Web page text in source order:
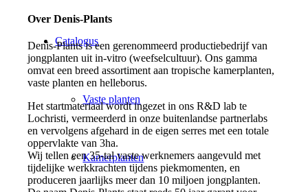
Catalogus
Vaste planten
Kamerplanten
Over Denis-Plants
Denis-Plants is een gerenommeerd productiebedrijf van
jongplanten uit in-vitro (weefselcultuur). Ons gamma
omvat een breed assortiment aan tropische kamerplanten,
vaste planten en helleborus.
Het startmateriaal wordt ingezet in ons R&D lab te
Lochristi, vermeerderd in onze buitenlandse partnerlabs
en vervolgens afgehard in de eigen serres met een totale
oppervlakte van 3ha.
Wij tellen een 35-tal vaste werknemers aangevuld met
tijdelijke werkkrachten tijdens piekmomenten, en
produceren jaarlijks meer dan 10 miljoen jongplanten.